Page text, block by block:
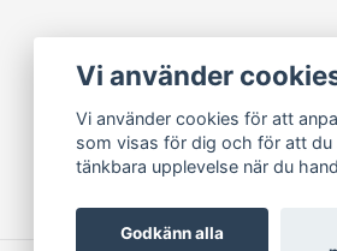
Vi använder
Vi använder cookies för att
som visas för dig och för att du
tänkbara upplevelse när du
Godkänn alla